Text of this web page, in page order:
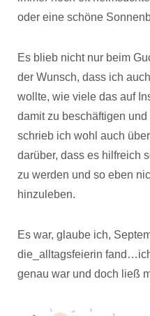
oder eine schöne
Es blieb nicht nur beim
der Wunsch, dass ich
wollte, wie viele das auf
damit zu beschäftigen
schrieb ich wohl auch
darüber, dass es hilfreich
zu werden und so eben
hinzuleben.
Es war, glaube ich,
die_alltagsfeierin
genau war und doch ließ